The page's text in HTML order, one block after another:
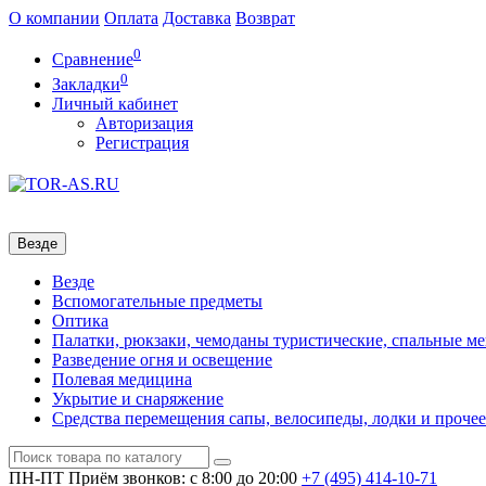
О компании Оплата Доставка Возврат
Сравнение0
Закладки0
Личный кабинет
Авторизация
Регистрация
Везде
Везде
Вспомогательные предметы
Оптика
Палатки, рюкзаки, чемоданы туристические, спальные
Разведение огня и освещение
Полевая медицина
Укрытие и снаряжение
Средства перемещения сапы, велосипеды, лодки и прочее
ПН-ПТ Приём звонков: с 8:00 до 20:00 +7 (495) 414-10-71